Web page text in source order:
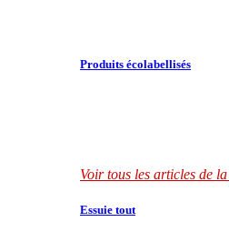
Produits écolabellisés
Voir tous les articles de
Essuie tout